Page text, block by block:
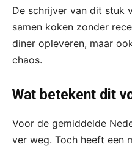
De schrijver van dit stuk
samen koken zonder
diner opleveren, maar
chaos.
Wat betekent dit
Voor de gemiddelde
ver weg. Toch heeft een